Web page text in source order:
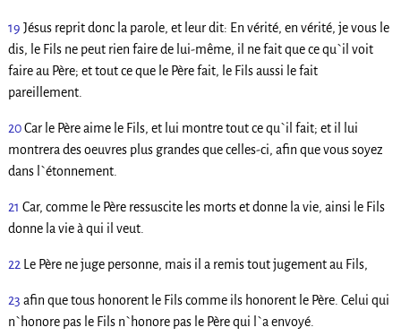
19 Jésus reprit donc la parole, et leur dit: En vérité, en vérité, je vous le
dis, le Fils ne peut rien faire de lui-même, il ne fait que ce qu`il voit
faire au Père; et tout ce que le Père fait, le Fils aussi le fait
pareillement.
20Car le Père aime le Fils, et lui montre tout ce qu`il fait; et il lui
montrera des oeuvres plus grandes que celles-ci, afin que vous soyez
dans l`étonnement.
21 Car, comme le Père ressuscite les morts et donne la vie, ainsi le Fils
donne la vie à qui il veut.
22 Le Père ne juge personne, mais il a remis tout jugement au Fils,
23 afin que tous honorent le Fils comme ils honorent le Père. Celui qui
n`honore pas le Fils n`honore pas le Père qui l`a envoyé.